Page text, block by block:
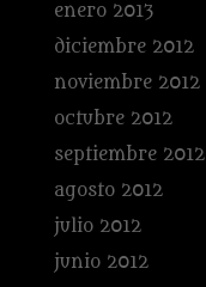
enero 2013
diciembre 2012
noviembre 2012
octubre 2012
septiembre 2012
agosto 2012
julio 2012
junio 2012